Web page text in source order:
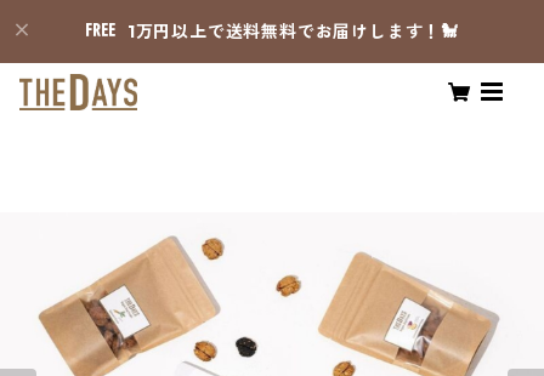
1万円以上で送料無料でお届けします！🐩